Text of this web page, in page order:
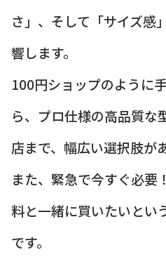
さ」、そして「サイズ感
響します。
100円ショップのように
ら、プロ仕様の高品質な
店まで、幅広い選択肢が
また、緊急で今すぐ必要
料と一緒に買いたいとい
です。